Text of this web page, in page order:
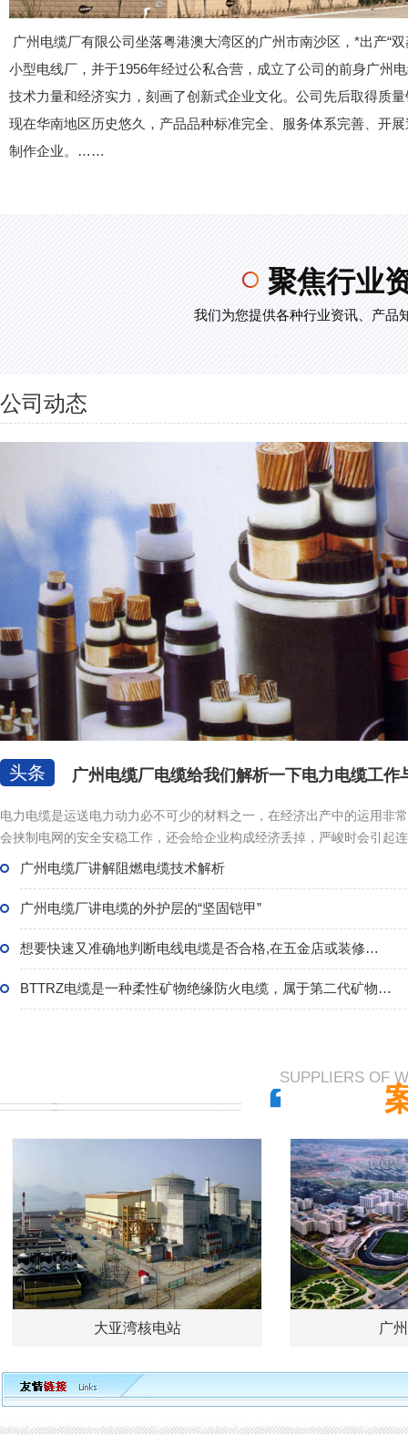
广州电缆厂有限公司坐落粤港澳大湾区的广州市南沙区，*出产“
小型电线厂，并于1956年经过公私合营，成立了公司的前身广州
技术力量和经济实力，刻画了创新式企业文化。公司先后取得质
现在华南地区历史悠久，产品品种标准完全、服务体系完善、开
制作企业。
……
聚焦行业
我们为您提供各种行业资讯、产品
公司动态
头条 广州电缆厂电缆给我们解析一下电力电缆工
电力电缆是运送电力动力必不可少的材料之一，在经济出产中的运用非
会挟制电网的安全安稳工作，还会给企业构成经济丢掉，严峻时会引起
广州电缆厂讲解阻燃电缆技术解析
广州电缆厂讲电缆的外护层的“坚固铠甲”
想要快速又准确地判断电线电缆是否合格,在五金店或装修…
BTTRZ电缆是一种柔性矿物绝缘防火电缆，属于第二代矿物…
SUPPLIERS OF
大亚湾核电站 广